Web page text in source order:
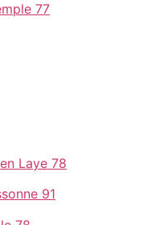
77
Laye 78
91